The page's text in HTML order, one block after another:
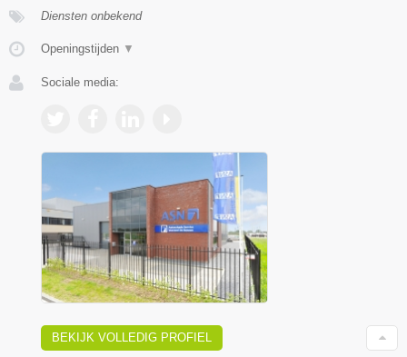
Diensten onbekend
Openingstijden ▼
Sociale media:
BEKIJK VOLLEDIG PROFIEL